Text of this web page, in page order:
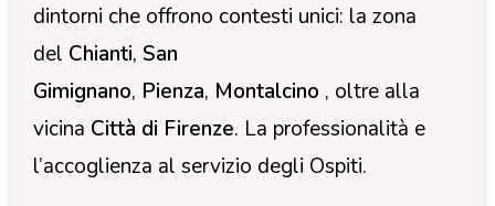
dintorni che offrono contesti unici: la zona
del Chianti, San
Gimignano, Pienza, Montalcino , oltre alla
vicina Città di Firenze. La professionalità e
l’accoglienza al servizio degli Ospiti.